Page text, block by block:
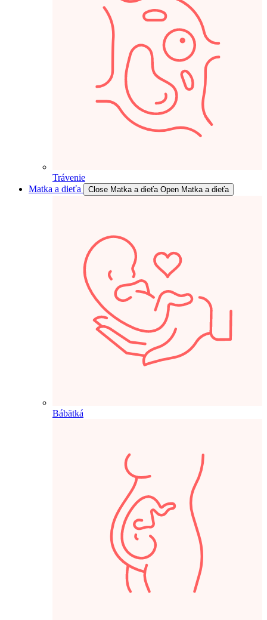
Trávenie
Matka a dieťa
Close Matka a dieťa Open Matka a dieťa
Bábätká